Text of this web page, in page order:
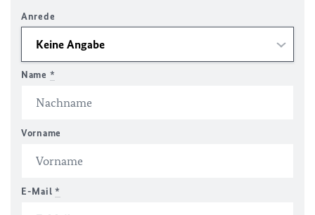
Anrede
Name *
Vorname
E-Mail *